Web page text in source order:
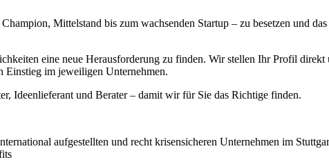
Mittelstand bis zum wachsenden Startup – zu besetzen und
eine neue Herausforderung zu finden. Wir stellen Ihr Profil direkt
Einstieg im jeweiligen Unternehmen.
Ideenlieferant und Berater – damit wir für Sie das Richtige finden.
aufgestellten und recht krisensicheren Unternehmen im